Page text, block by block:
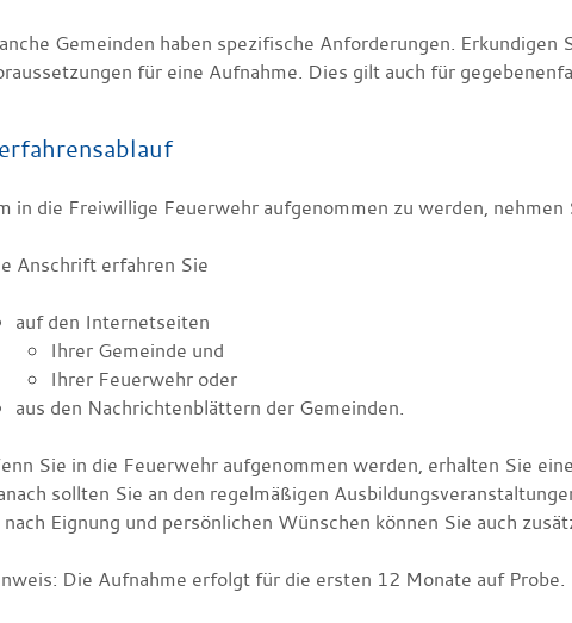
Gemeinden haben spezifische Anforderungen.
für eine Aufnahme. Dies gilt auch für
in die Freiwillige Feuerwehr aufgenommen zu werden,
Anschrift erfahren Sie
auf den Internetseiten
Ihrer Gemeinde und
Ihrer Feuerwehr oder
aus den Nachrichtenblättern der Gemeinden.
Sie in die Feuerwehr aufgenommen werden, erhalten Sie
sollten Sie an den regelmäßigen
nach Eignung und persönlichen Wünschen können Sie auch
Die Aufnahme erfolgt für die ersten 12 Monate auf Probe.